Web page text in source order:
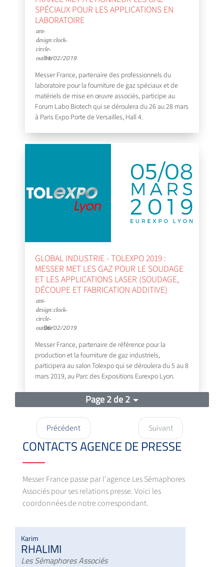
CONTACTS AGENCE DE PRESSE
Messer France passe par l'agence Les Sémaphores
Associés pour ses relations presse. Voici les
coordonnées de notre correspondant.
Karim
RHALIMI
Les Sémaphores Associés
SPÉCIAUX POUR LES APPLICATIONS EN
LABORATOIRE
11/02/2019
Messer France, partenaire des professionnels du
laboratoire pour la fourniture de gaz spéciaux et de
matériels de mise en œuvre associés, participe au
Forum Labo Biotech qui se déroulera du 26 au 28 mars
à Paris Expo Porte de Versailles, Hall 4.
GLOBAL INDUSTRIE - TOLEXPO 2019 :
MESSER MET LES GAZ POUR LE SOUDAGE
ET LES APPLICATIONS LASER (SOUDAGE,
DÉCOUPE ET FABRICATION ADDITIVE)
06/02/2019
Messer France, partenaire de référence pour la
production et la fourniture de gaz industriels,
participera au salon Tolexpo qui se déroulera du 5 au 8
mars 2019, au Parc des Expositions Eurexpo Lyon.
Page 2 de 2
Précédent Suivant